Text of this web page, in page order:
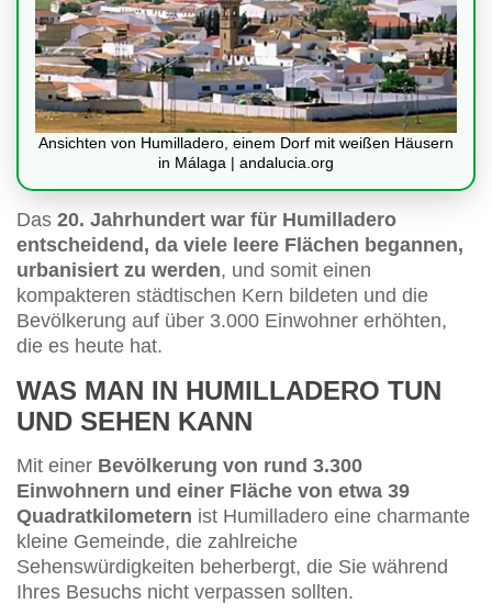
Ansichten von Humilladero, einem Dorf mit weißen Häusern
in Málaga | andalucia.org
Das 20. Jahrhundert war für Humilladero
entscheidend, da viele leere Flächen begannen,
urbanisiert zu werden, und somit einen
kompakteren städtischen Kern bildeten und die
Bevölkerung auf über 3.000 Einwohner erhöhten,
die es heute hat.
WAS MAN IN HUMILLADERO TUN
UND SEHEN KANN
Mit einer Bevölkerung von rund 3.300
Einwohnern und einer Fläche von etwa 39
Quadratkilometern ist Humilladero eine charmante
kleine Gemeinde, die zahlreiche
Sehenswürdigkeiten beherbergt, die Sie während
Ihres Besuchs nicht verpassen sollten.